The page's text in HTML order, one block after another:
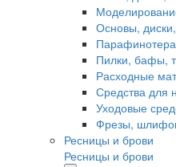
Основы,
Пилки, бафы,
Расходные
Средства для
Уходовые
Фрезы,
Ресницы и брови
Ресницы и брови